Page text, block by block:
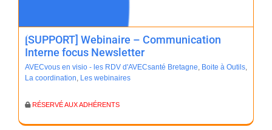
[SUPPORT] Webinaire – Communication
Interne focus Newsletter
AVECvous en visio - les RDV d'AVECsanté Bretagne, Boite à Outils,
La coordination, Les webinaires
RÉSERVÉ AUX ADHÉRENTS